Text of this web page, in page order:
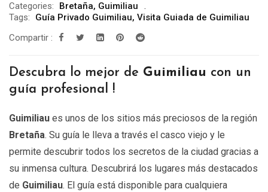
precios:
desde
299.00€
hasta
809.00€
Categories: Bretaña, Guimiliau
Tags:
Guía Privado Guimiliau, Visita Guiada de Guimiliau
Compartir :
Descubra lo mejor de Guimiliau con un
guía profesional !
Guimiliau es unos de los sitios más preciosos de la región
Bretaña. Su guía le lleva a través el casco viejo y le
permite descubrir todos los secretos de la ciudad gracias a
su inmensa cultura. Descubrirá los lugares más destacados
de Guimiliau. El guía está disponible para cualquiera